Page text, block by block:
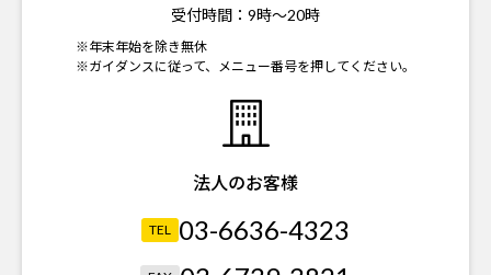
受付時間： 9時～20時
※年末年始を除き無休
※ガイダンスに従って、メニュー番号を押してください。
法人のお客様
TEL 03-6636-4323